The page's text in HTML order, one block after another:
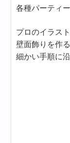
各種パーティ
プロのイラス
壁面飾りを作
細かい手順に